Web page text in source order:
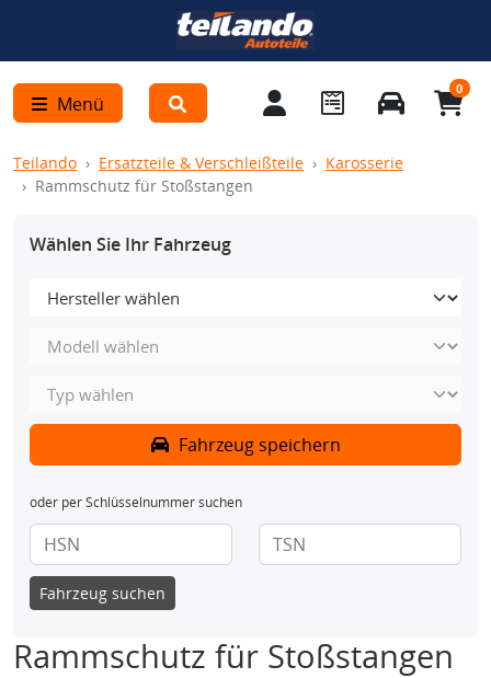
Menü
0
Teilando Ersatzteile & Verschleißteile
Karosserie
Rammschutz für Stoßstangen
Wählen Sie Ihr Fahrzeug
Fahrzeug speichern
oder per Schlüsselnummer suchen
Fahrzeug suchen
Rammschutz für Stoßstangen